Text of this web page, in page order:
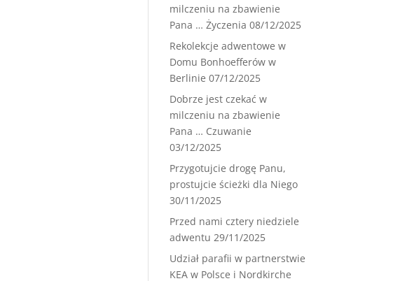
milczeniu na zbawienie
Pana … Życzenia 08/12/2025
Rekolekcje adwentowe w
Domu Bonhoefferów w
Berlinie 07/12/2025
Dobrze jest czekać w
milczeniu na zbawienie
Pana … Czuwanie
03/12/2025
Przygotujcie drogę Panu,
prostujcie ścieżki dla Niego
30/11/2025
Przed nami cztery niedziele
adwentu 29/11/2025
Udział parafii w partnerstwie
KEA w Polsce i Nordkirche